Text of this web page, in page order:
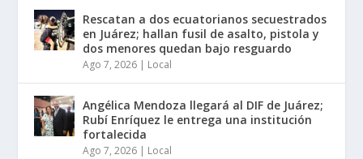
Rescatan a dos ecuatorianos secuestrados
en Juárez; hallan fusil de asalto, pistola y
dos menores quedan bajo resguardo
Ago 7, 2026 | Local
Angélica Mendoza llegará al DIF de Juárez;
Rubí Enríquez le entrega una institución
fortalecida
Ago 7, 2026 | Local